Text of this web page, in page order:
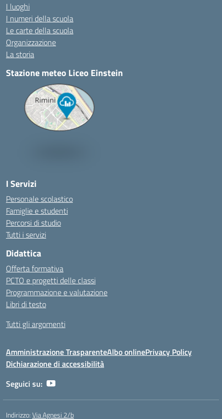
I luoghi
I numeri della scuola
Le carte della scuola
Organizzazione
La storia
Stazione meteo Liceo Einstein
I Servizi
Personale scolastico
Famiglie e studenti
Percorsi di studio
Tutti i servizi
Didattica
Offerta formativa
PCTO e progetti delle classi
Programmazione e valutazione
Libri di testo
Tutti gli argomenti
Amministrazione TrasparenteAlbo onlinePrivacy Policy
Dichiarazione di accessibilità
Seguici su:
Indirizzo:Via Agnesi 2/b